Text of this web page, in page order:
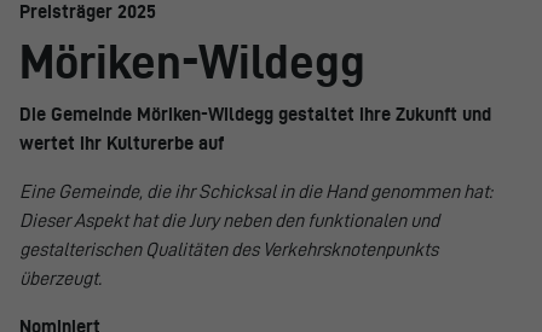
Preisträger 2025
Möriken-Wildegg
Die Gemeinde Möriken-Wildegg gestaltet ihre Zukunft und
wertet ihr Kulturerbe auf
Eine Gemeinde, die ihr Schicksal in die Hand genommen hat:
Dieser Aspekt hat die Jury neben den funktionalen und
gestalterischen Qualitäten des Verkehrsknotenpunkts
überzeugt.
Nominiert